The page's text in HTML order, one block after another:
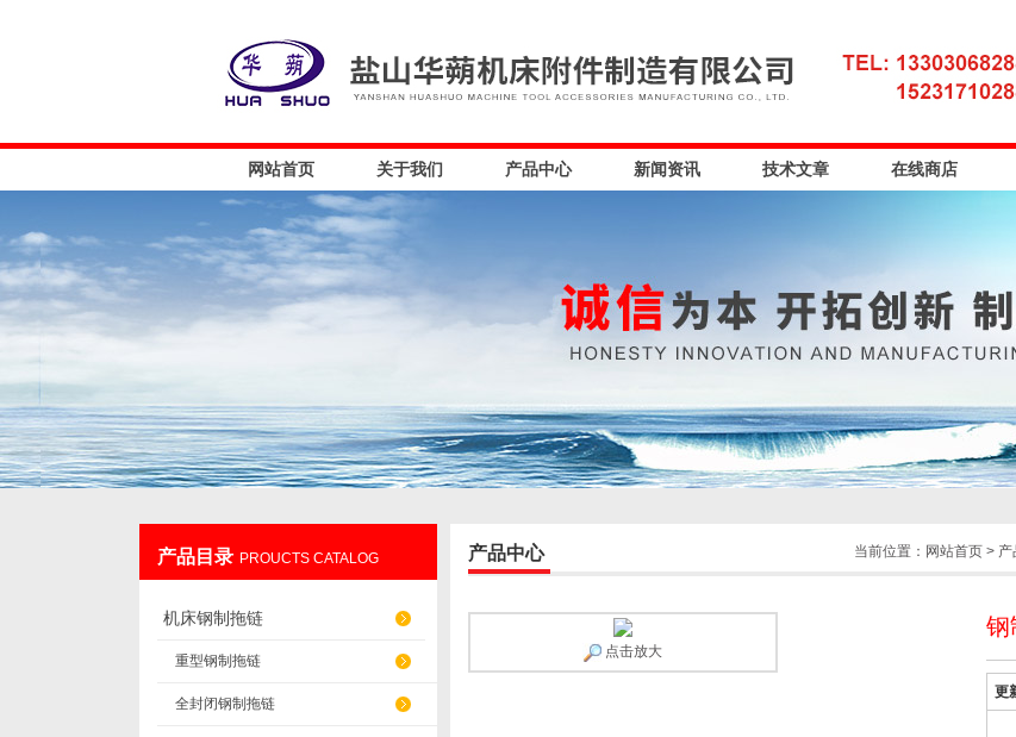
网站首页 关于我们 产品中心 新闻资讯 技术文章 在线商店
产品目录 PROUCTS CATALOG
机床钢制拖链
重型钢制拖链
全封闭钢制拖链
当前位置： 网站首页> 产
产品中心
钢
更
点击放大